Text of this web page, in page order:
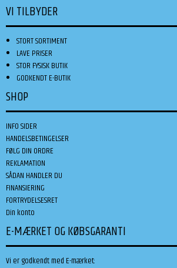
VI TILBYDER
STORT SORTIMENT
LAVE PRISER
STOR FYSISK BUTIK
GODKENDT E-BUTIK
SHOP
INFO SIDER
HANDELSBETINGELSER
FØLG DIN ORDRE
REKLAMATION
SÅDAN HANDLER DU
FINANSIERING
FORTRYDELSESRET
Din konto
E-MÆRKET OG KØBSGARANTI
Vi er godkendt med E-mærket: